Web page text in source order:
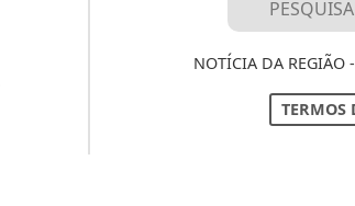
NOTÍCIA DA REGIÃO
TERMOS